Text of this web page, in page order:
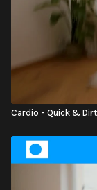
Cardio - Quick &